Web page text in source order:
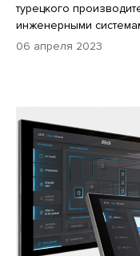
турецкого
инженерными
06 апреля 2023